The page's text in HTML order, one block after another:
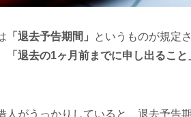
「退去予告期間」
というものが規定
「退去の1ヶ月前までに申し出ること
人がうっかりしていると、退去予告